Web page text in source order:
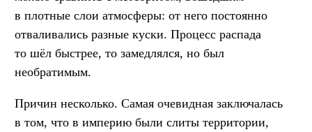
в плотные слои атмосферы: от него постоянно
отваливались разные куски. Процесс распада
то шёл быстрее, то замедлялся, но был
необратимым.
Причин несколько. Самая очевидная заключалась
в том, что в империю были слиты территории,